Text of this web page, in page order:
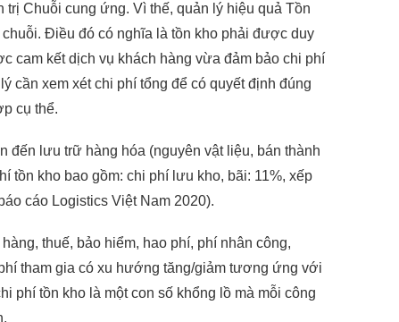
trị Chuỗi cung ứng. Vì thế, quản lý hiệu quả Tồn
Điều đó có nghĩa là tồn kho phải được duy
cam kết dịch vụ khách hàng vừa đảm bảo chi phí
cần xem xét chi phí tổng để có quyết định đúng
cụ thể.
đến lưu trữ hàng hóa (nguyên vật liệu, bán thành
tồn kho bao gồm: chi phí lưu kho, bãi: 11%, xếp
cáo Logistics Việt Nam 2020).
thuế, bảo hiểm, hao phí, phí nhân công,
tham gia có xu hướng tăng/giảm tương ứng với
phí tồn kho là một con số khổng lồ mà mỗi công